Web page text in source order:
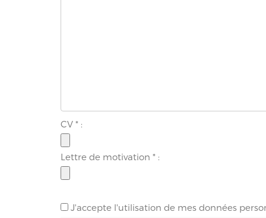
CV * :
Lettre de motivation * :
J'accepte l'utilisation de mes données